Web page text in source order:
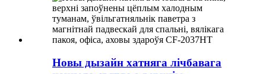
Новы дызайн хатняга лічбавага